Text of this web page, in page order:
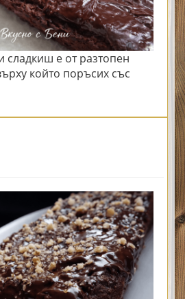
сладкиш е от разтопен
който поръсих със